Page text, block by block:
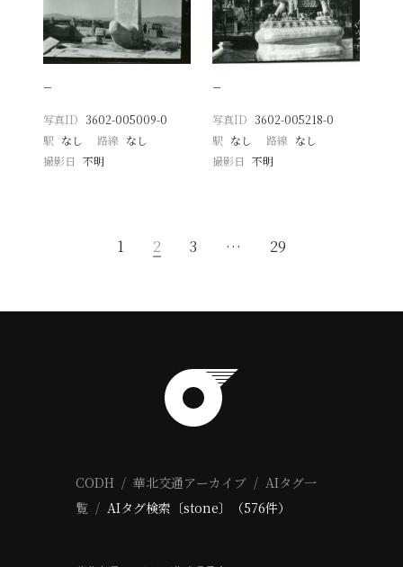
−
写真ID 3602-005009-0
駅 なし 路線 なし
撮影日
不明
−
写真ID 3602-005218-0
駅 なし 路線 なし
撮影日 不明
1 2 3 … 29
CODH 華北交通アーカイブ
AIタグ一
覧
AIタグ検索〔stone〕（576件）